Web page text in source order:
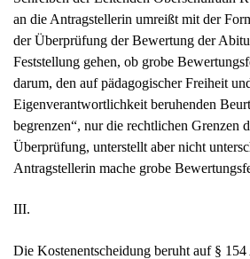
an die Antragstellerin umreißt mit der
der Überprüfung der Bewertung der
Feststellung gehen, ob grobe
darum, den auf pädagogischer Freiheit
Eigenverantwortlichkeit beruhenden
begrenzen“, nur die rechtlichen Grenzen
Überprüfung, unterstellt aber nicht
Antragstellerin mache grobe
III.
Die Kostenentscheidung beruht auf §